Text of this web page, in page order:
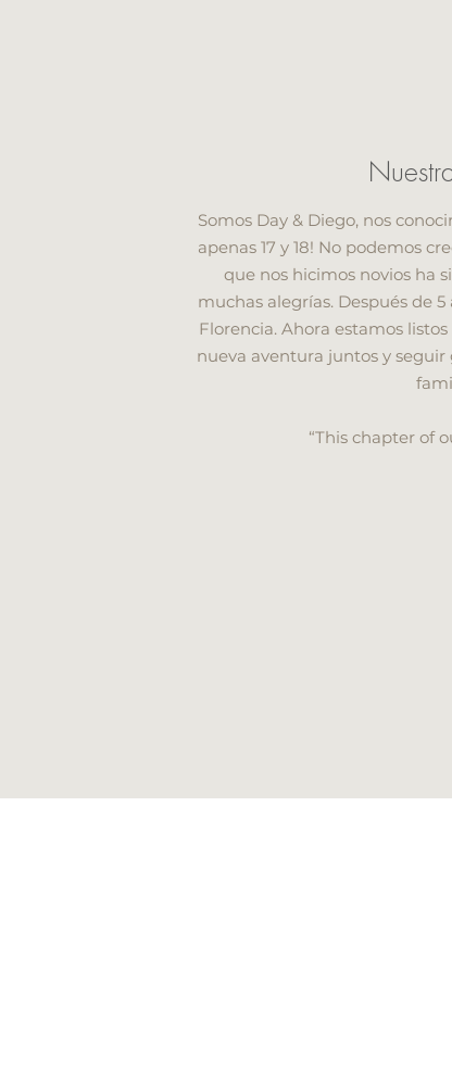
Somos Day & Diego, nos
apenas 17 y 18! No podemos
que nos hicimos novios ha
muchas alegrías. Después de
Florencia. Ahora estamos
nueva aventura juntos y
“This chapter of